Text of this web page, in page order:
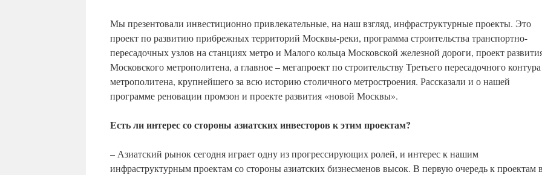
Мы презентовали инвестиционно привлекательные, на наш взгляд, инфраструктурные проекты. Это
проект по развитию прибрежных территорий Москвы-реки, программа строительства транспортно-
пересадочных узлов на станциях метро и Малого кольца Московской железной дороги, проект
Московского метрополитена, а главное – мегапроект по строительству Третьего пересадочного контура
метрополитена, крупнейшего за всю историю столичного метростроения. Рассказали и о нашей
программе реновации промзон и проекте развития «новой Москвы».
Есть ли интерес со стороны азиатских инвесторов к этим проектам?
– Азиатский рынок сегодня играет одну из прогрессирующих ролей, и интерес к нашим
инфраструктурным проектам со стороны азиатских бизнесменов высок. В первую очередь к проектам